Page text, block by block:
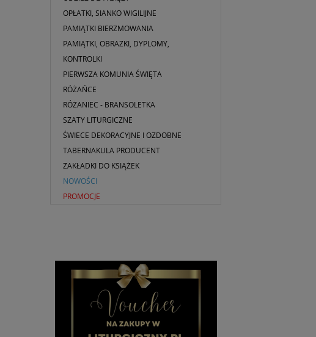
OPŁATKI, SIANKO WIGILIJNE
PAMIĄTKI BIERZMOWANIA
PAMIĄTKI, OBRAZKI, DYPLOMY,
KONTROLKI
PIERWSZA KOMUNIA ŚWIĘTA
RÓŻAŃCE
RÓŻANIEC - BRANSOLETKA
SZATY LITURGICZNE
ŚWIECE DEKORACYJNE I OZDOBNE
TABERNAKULA PRODUCENT
ZAKŁADKI DO KSIĄŻEK
NOWOŚCI
PROMOCJE